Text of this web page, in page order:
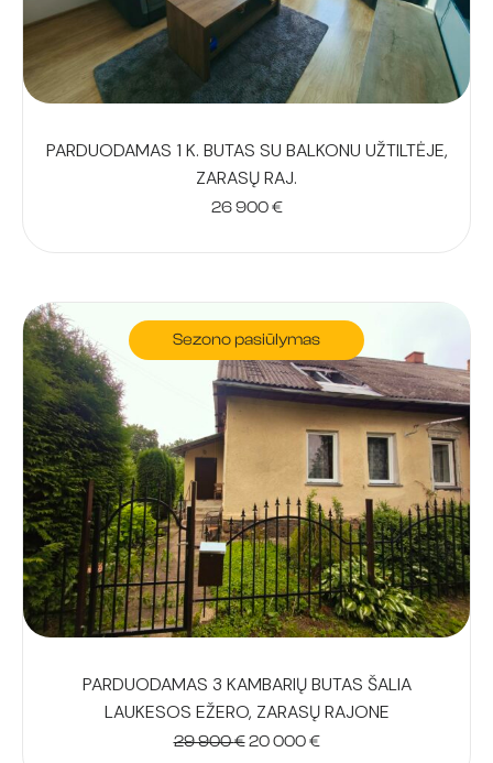
PARDUODAMAS 1 K. BUTAS SU BALKONU UŽTILTĖJE,
ZARASŲ RAJ.
26 900€
Sezono pasiūlymas
PARDUODAMAS 3 KAMBARIŲ BUTAS ŠALIA
LAUKESOS EŽERO, ZARASŲ RAJONE
29 900€ Original
20 000€Current